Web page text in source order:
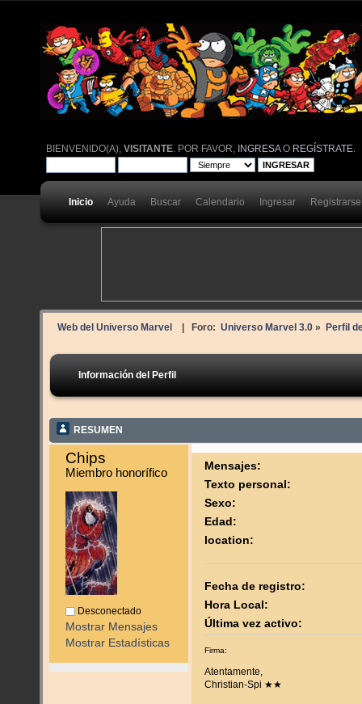
BIENVENIDO(A),VISITANTE . POR FAVOR, INGRESAO REGÍSTRATE
Inicio Ayuda Buscar Calendario Ingresar Registrarse
Web del Universo Marvel | Foro: Universo Marvel 3.0» Perfil
Información del Perfil
RESUMEN
Chips
Miembro honorífico
Desconectado
Mostrar Mensajes
Mostrar Estadísticas
Mensajes:
Texto personal:
Sexo:
Edad:
location:
Fecha de registro:
Hora Local:
Última vez activo:
Firma:
Atentamente,
Christian-Spi ★★